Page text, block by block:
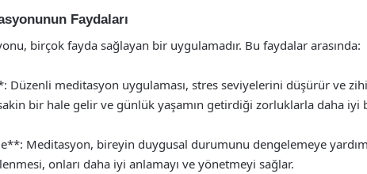
Faydaları
birçok fayda sağlayan bir uygulamadır. Bu faydalar arasında:
Düzenli meditasyon uygulaması, stres seviyelerini düşürür ve
bir hale gelir ve günlük yaşamın getirdiği zorluklarla daha iyi
Meditasyon, bireyin duygusal durumunu dengelemeye
onları daha iyi anlamayı ve yönetmeyi sağlar.